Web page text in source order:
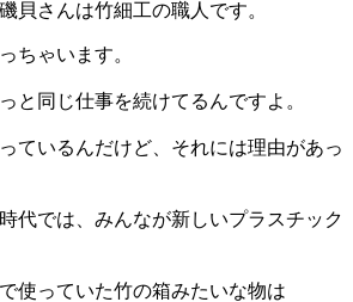
貝さんは竹細工の職人です。
ちゃいます。
と同じ仕事を続けてるんですよ。
ているんだけど、それには理由があっ
代では、みんなが新しいプラスチック
使っていた竹の箱みたいな物は